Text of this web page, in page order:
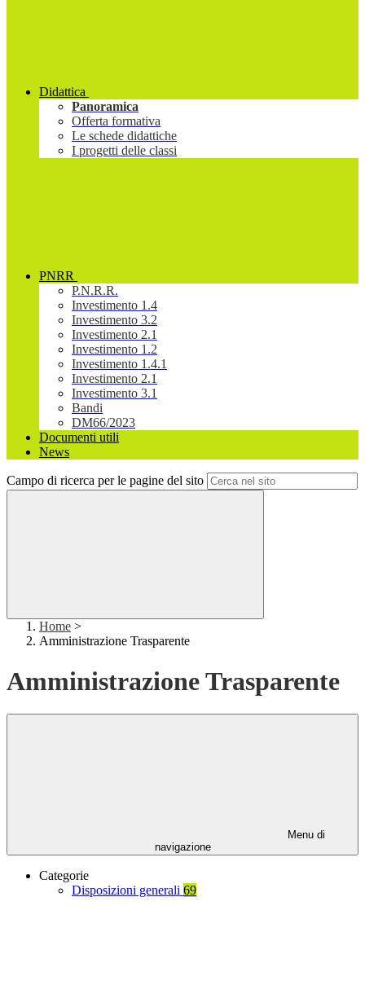
Didattica
Panoramica
Offerta formativa
Le schede didattiche
I progetti delle classi
PNRR
P.N.R.R.
Investimento 1.4
Investimento 3.2
Investimento 2.1
Investimento 1.2
Investimento 1.4.1
Investimento 2.1
Investimento 3.1
Bandi
DM66/2023
Documenti utili
News
Campo di ricerca per le pagine del sito
Home >
Amministrazione Trasparente
Amministrazione Trasparente
Menu di
navigazione
Categorie
Disposizioni generali 69